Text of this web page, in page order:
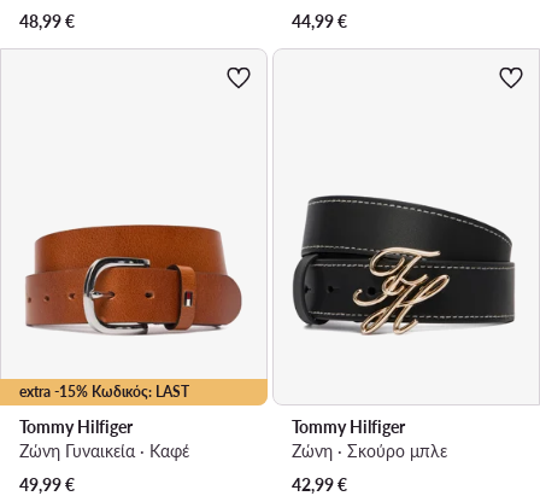
48,99€
44,99€
extra -15% Κωδικός: LAST
Tommy Hilfiger
Ζώνη Γυναικεία · Καφέ
49,99€
Tommy Hilfiger
Ζώνη · Σκούρο μπλε
42,99€